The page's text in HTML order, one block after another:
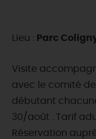
Lieu : Parc
Visite
avec le comité
débutant
30/août . Tarif
Réservation